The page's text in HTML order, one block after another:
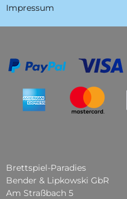
Impressum
Brettspiel-Paradies
Bender & Lipkowski GbR
Am Straßbach 5